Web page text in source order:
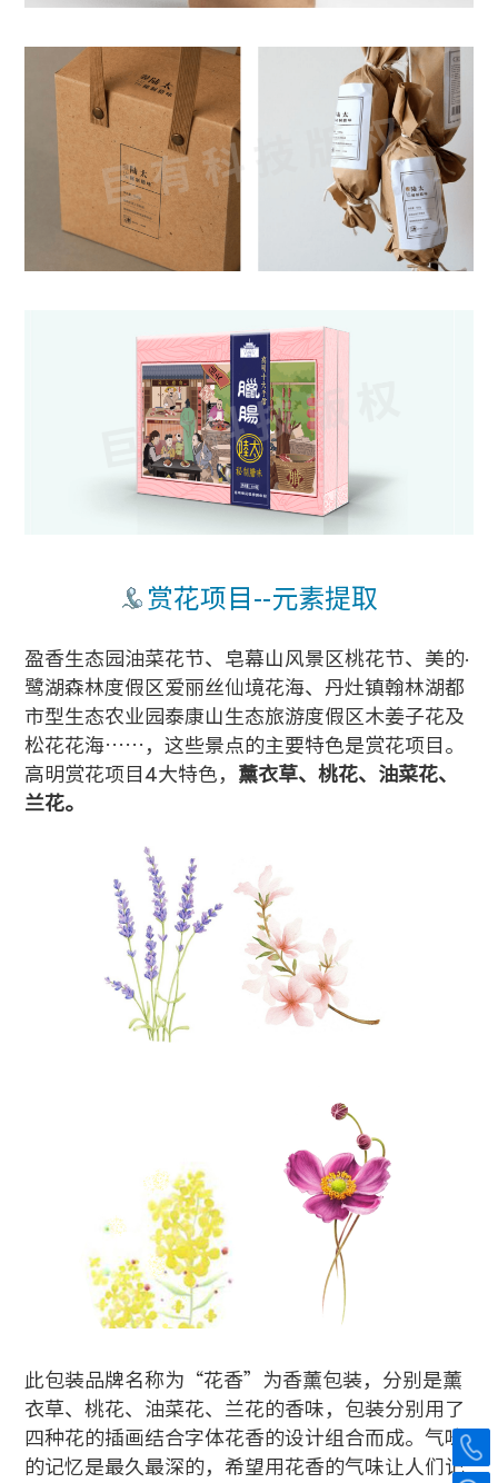
赏花项目--元素提取
盈香生态园油菜花节、皂幕山风景区桃花节、美的·
鹭湖森林度假区爱丽丝仙境花海、丹灶镇翰林湖都
市型生态农业园泰康山生态旅游度假区木姜子花及
松花花海……，这些景点的主要特色是赏花项目。
高明赏花项目4大特色 ， 薰衣草、桃花、油菜花、
兰花。
此包装品牌名称为“花香”为香薰包装，分别是薰
衣草、桃花、油菜花、兰花的香味，包装分别用了
四种花的插画结合字体花香的设计组合而成。气味
的记忆是最久最深的，希望用花香的气味让人们记